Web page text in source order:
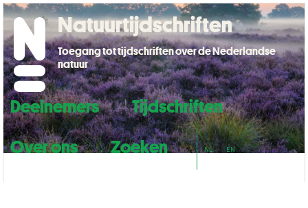
Deelnemers
Tijdschriften
Over ons
Zoeken NL EN
Natuurtijdschriften
Toegang tot tijdschriften over de Nederlandse
natuur